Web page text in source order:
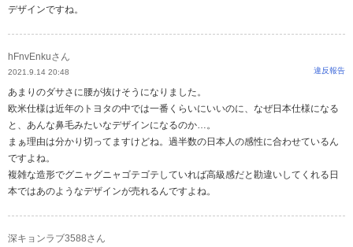
デザインですね。
hFnvEnkuさん
2021.9.14 20:48 違反報告
あまりのダサさに腰が抜けそうになりました。
欧米仕様は近年のトヨタの中では一番くらいにいいのに、なぜ日本仕様になる
と、あんな鼻毛みたいなデザインになるのか…。
まぁ理由は分かり切ってますけどね。過半数の日本人の感性に合わせているん
ですよね。
複雑な造形でグニャグニャゴテゴテしていれば高級感だと勘違いしてくれる日
本ではあのようなデザインが売れるんですよね。
深キョンラブ3588さん